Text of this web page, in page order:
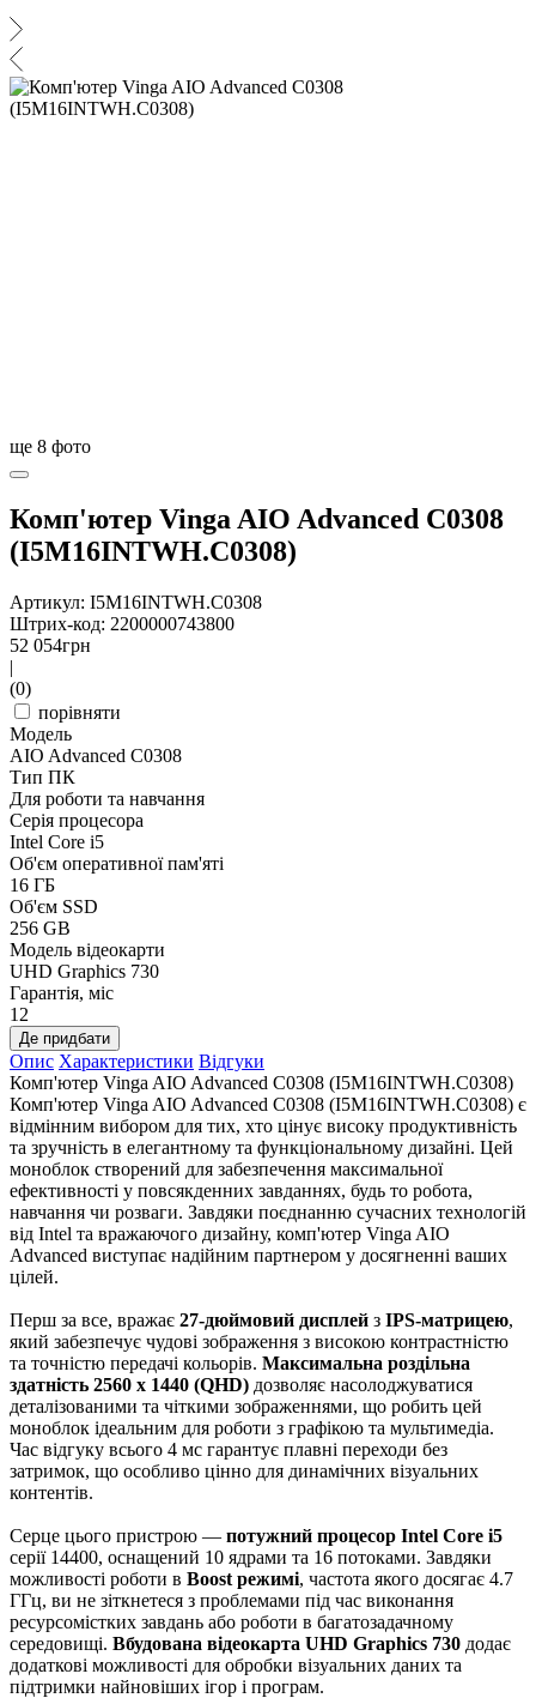
ще 8 фото
Комп'ютер Vinga AIO Advanced C0308
(I5M16INTWH.C0308)
Артикул: I5M16INTWH.C0308
Штрих-код: 2200000743800
52 054грн
|
(0)
порівняти
Модель
AIO Advanced C0308
Тип ПК
Для роботи та навчання
Серія процесора
Intel Core i5
Об'єм оперативної пам'яті
16 ГБ
Об'єм SSD
256 GB
Модель відеокарти
UHD Graphics 730
Гарантія, міс
12
Де придбати
Опис Характеристики Відгуки
Комп'ютер Vinga AIO Advanced C0308 (I5M16INTWH.C0308)
Комп'ютер Vinga AIO Advanced C0308 (I5M16INTWH.C0308) є
відмінним вибором для тих, хто цінує високу продуктивність
та зручність в елегантному та функціональному дизайні. Цей
моноблок створений для забезпечення максимальної
ефективності у повсякденних завданнях, будь то робота,
навчання чи розваги. Завдяки поєднанню сучасних технологій
від Intel та вражаючого дизайну, комп'ютер Vinga AIO
Advanced виступає надійним партнером у досягненні ваших
цілей.
Перш за все, вражає 27-дюймовий дисплей з IPS-матрицею,
який забезпечує чудові зображення з високою контрастністю
та точністю передачі кольорів. Максимальна роздільна
здатність 2560 x 1440 (QHD) дозволяє насолоджуватися
деталізованими та чіткими зображеннями, що робить цей
моноблок ідеальним для роботи з графікою та мультимедіа.
Час відгуку всього 4 мс гарантує плавні переходи без
затримок, що особливо цінно для динамічних візуальних
контентів.
Серце цього пристрою — потужний процесор Intel Core i5
серії 14400, оснащений 10 ядрами та 16 потоками. Завдяки
можливості роботи в Boost режимі, частота якого досягає 4.7
ГГц, ви не зіткнетеся з проблемами під час виконання
ресурсомістких завдань або роботи в багатозадачному
середовищі. Вбудована відеокарта UHD Graphics 730 додає
додаткові можливості для обробки візуальних даних та
підтримки найновіших ігор і програм.